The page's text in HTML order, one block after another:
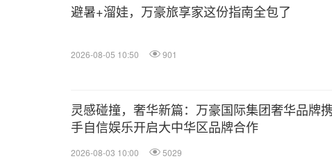
避暑+溜娃，万豪旅享家这份指南全包了
2026-08-05 10:50 901
灵感碰撞，奢华新篇：万豪国际集团奢华品牌携
手自信娱乐开启大中华区品牌合作
2026-08-03 10:00 5029